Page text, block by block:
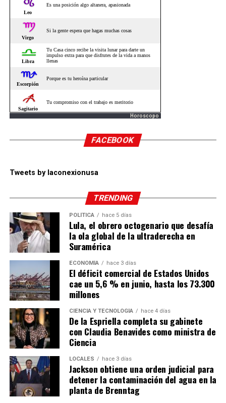
Horoscopo
FACEBOOK
Tweets by laconexionusa
TRENDING
POLÍTICA hace 5 días
Lula, el obrero octogenario que desafía
la ola global de la ultraderecha en
Suramérica
ECONOMÍA hace 3 días
El déficit comercial de Estados Unidos
cae un 5,6 % en junio, hasta los 73.300
millones
CIENCIA Y TECNOLOGÍA hace 4 días
De la Espriella completa su gabinete
con Claudia Benavides como ministra de
Ciencia
LOCALES hace 3 días
Jackson obtiene una orden judicial para
detener la contaminación del agua en la
planta de Brenntag